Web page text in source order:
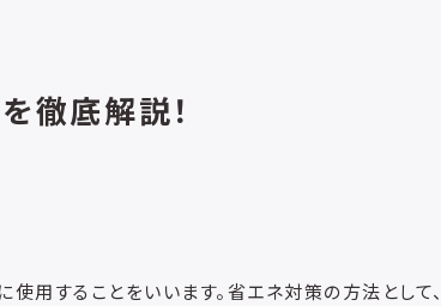
を徹底解説！
用することをいいます。省エネ対策の方法として